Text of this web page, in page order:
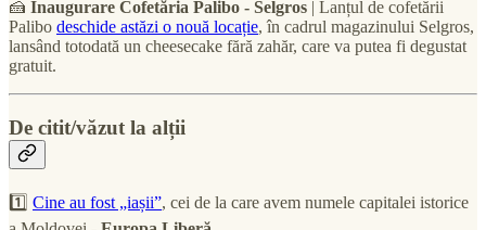
🍰 Inaugurare Cofetăria Palibo - Selgros | Lanțul de cofetării
Palibo deschide astăzi o nouă locație, în cadrul magazinului Selgros,
lansând totodată un cheesecake fără zahăr, care va putea fi degustat
gratuit.
De citit/văzut la alții
1️⃣ Cine au fost „iașii”, cei de la care avem numele capitalei istorice